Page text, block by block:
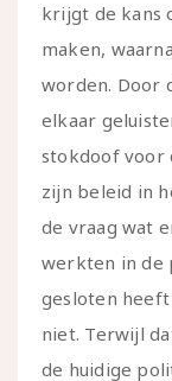
krijgt de kans
maken,
worden. Door
elkaar
stokdoof voor
zijn beleid in
de vraag wat
werkten in de
gesloten
niet. Terwijl
de huidige